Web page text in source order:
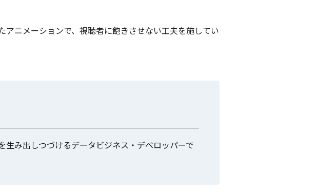
ニメーションで、視聴者に飽きさせない工夫を施してい
生み出しつづけるデータビジネス・デベロッパーで